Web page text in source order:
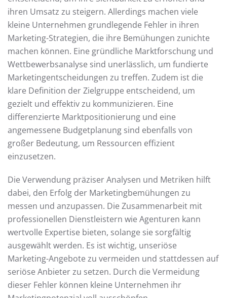
ihren Umsatz zu steigern. Allerdings machen viele
kleine Unternehmen grundlegende Fehler in ihren
Marketing-Strategien, die ihre Bemühungen zunichte
machen können. Eine gründliche Marktforschung und
Wettbewerbsanalyse sind unerlässlich, um fundierte
Marketingentscheidungen zu treffen. Zudem ist die
klare Definition der Zielgruppe entscheidend, um
gezielt und effektiv zu kommunizieren. Eine
differenzierte Marktpositionierung und eine
angemessene Budgetplanung sind ebenfalls von
großer Bedeutung, um Ressourcen effizient
einzusetzen.
Die Verwendung präziser Analysen und Metriken hilft
dabei, den Erfolg der Marketingbemühungen zu
messen und anzupassen. Die Zusammenarbeit mit
professionellen Dienstleistern wie Agenturen kann
wertvolle Expertise bieten, solange sie sorgfältig
ausgewählt werden. Es ist wichtig, unseriöse
Marketing-Angebote zu vermeiden und stattdessen auf
seriöse Anbieter zu setzen. Durch die Vermeidung
dieser Fehler können kleine Unternehmen ihr